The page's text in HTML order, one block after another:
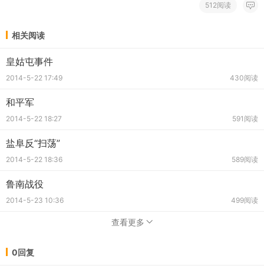
512阅读
相关阅读
皇姑屯事件
2014-5-22 17:49 430阅读
和平军
2014-5-22 18:27 591阅读
盐阜反“扫荡”
2014-5-22 18:36 589阅读
鲁南战役
2014-5-23 10:36 499阅读
查看更多
0回复